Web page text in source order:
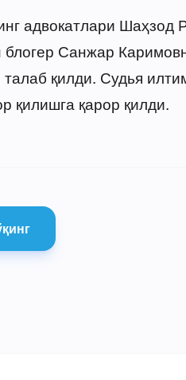
адвокатлари Шаҳзод
Санжар
қилди. Судья
қилишга қарор қилди.